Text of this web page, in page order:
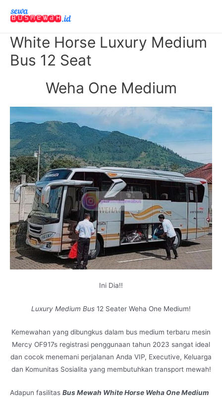
White Horse Luxury Medium
Bus 12 Seat
Weha One Medium
Ini Dia!!
Luxury Medium Bus 12 Seater Weha One Medium!
Kemewahan yang dibungkus dalam bus medium terbaru mesin
Mercy OF917s registrasi penggunaan tahun 2023 sangat ideal
dan cocok menemani perjalanan Anda VIP, Executive, Keluarga
dan Komunitas Sosialita yang membutuhkan transport mewah!
Adapun fasilitas Bus Mewah White Horse Weha One Medium